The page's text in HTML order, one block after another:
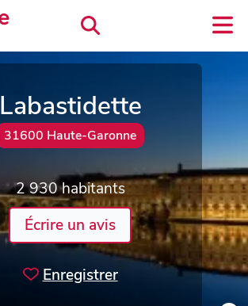
Labastidette
31600 Haute-Garonne
2 930 habitants
Écrire un avis
Enregistrer